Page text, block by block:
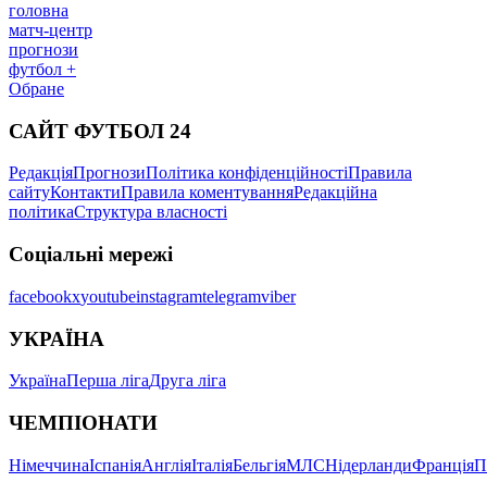
головна
матч-центр
прогнози
футбол +
Обране
САЙТ ФУТБОЛ 24
РедакціяПрогнозиПолітика конфіденційностіПравила
сайтуКонтактиПравила коментуванняРедакційна
політикаСтруктура власності
Соціальні мережі
facebookxyoutubeinstagramtelegramviber
УКРАЇНА
УкраїнаПерша лігаДруга ліга
ЧЕМПІОНАТИ
НімеччинаІспаніяАнгліяІталіяБельгіяМЛСНідерландиФранція